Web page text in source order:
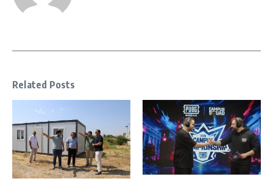
Related Posts